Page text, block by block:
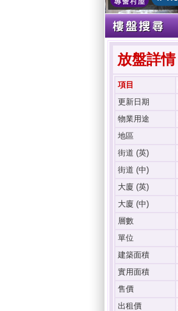
放盤詳情
項目
更新日期
物業用途
地區
街道 (英)
街道 (中)
大廈 (英)
大廈 (中)
層數
單位
建築面積
實用面積
售價
出租價